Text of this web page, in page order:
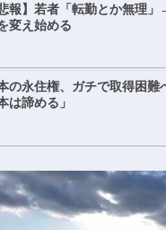
悲報】若者「転勤とか無理
変え始める
の永住権、ガチで取得困
は諦める」